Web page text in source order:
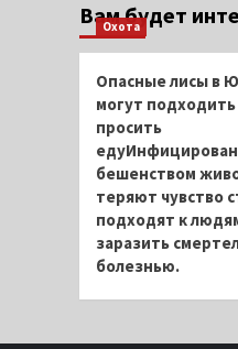
Вам будет
Охота
Опасные лисы в
могут подходить
просить
бешенством
теряют чувство
подходят к
заразить
болезнью.